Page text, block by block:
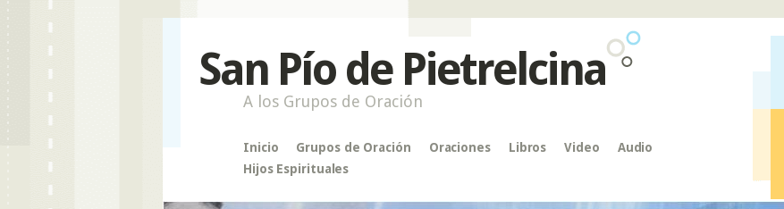
San Pío de Pietrelcina
A los Grupos de Oración
Inicio Grupos de Oración Oraciones Libros Video
Audio
Hijos Espirituales